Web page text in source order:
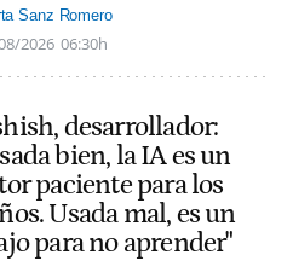
Sanz Romero
2026 06:30h
desarrollador:
bien, la IA es un
paciente para los
Usada mal, es un
para no aprender"